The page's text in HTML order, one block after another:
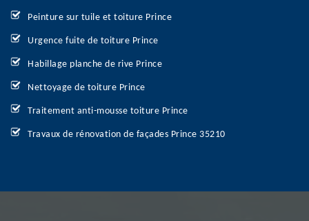
Peinture sur tuile et toiture Prince
Urgence fuite de toiture Prince
Habillage planche de rive Prince
Nettoyage de toiture Prince
Traitement anti-mousse toiture Prince
Travaux de rénovation de façades Prince 35210